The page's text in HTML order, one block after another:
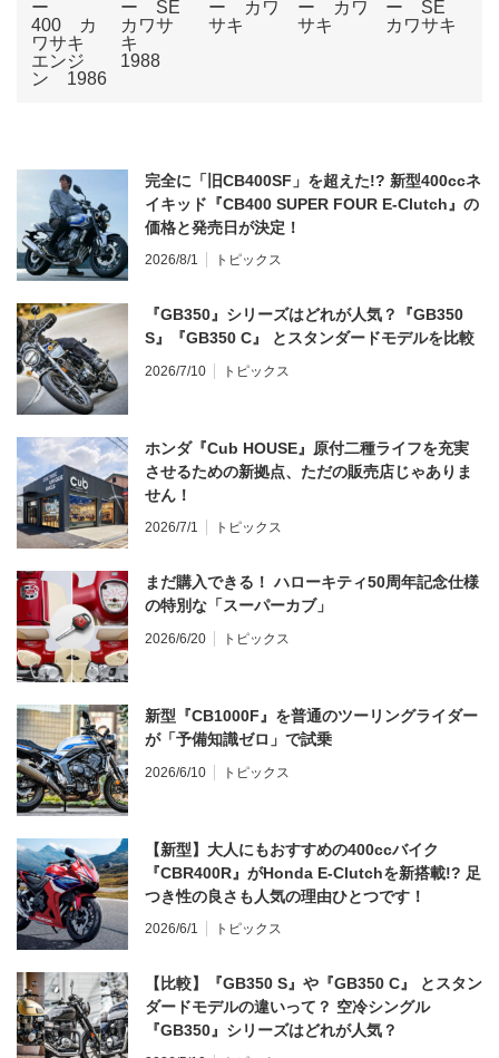
完全に「旧CB400SF」を超えた!? 新型400ccネ
イキッド『CB400 SUPER FOUR E-Clutch』の
価格と発売日が決定！
2026/8/1 トピックス
『GB350』シリーズはどれが人気？『GB350
S』『GB350 C』 とスタンダードモデルを比較
2026/7/10 トピックス
ホンダ『Cub HOUSE』原付二種ライフを充実
させるための新拠点、ただの販売店じゃありま
せん！
2026/7/1 トピックス
まだ購入できる！ ハローキティ50周年記念仕様
の特別な「スーパーカブ」
2026/6/20 トピックス
新型『CB1000F』を普通のツーリングライダー
が「予備知識ゼロ」で試乗
2026/6/10 トピックス
【新型】大人にもおすすめの400ccバイク
『CBR400R』がHonda E-Clutchを新搭載!? 足
つき性の良さも人気の理由ひとつです！
2026/6/1 トピックス
【比較】『GB350 S』や『GB350 C』 とスタン
ダードモデルの違いって？ 空冷シングル
『GB350』シリーズはどれが人気？